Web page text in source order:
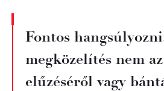
Fontos
megközelítés nem
elűzéséről vagy